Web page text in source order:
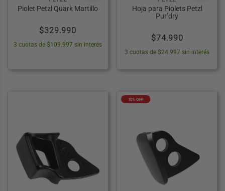
Piolet Petzl Quark Martillo
$329.990
3 cuotas de $109.997 sin interés
Hoja para Piolets Petzl
Pur’dry
$74.990
3 cuotas de $24.997 sin interés
10% OFF